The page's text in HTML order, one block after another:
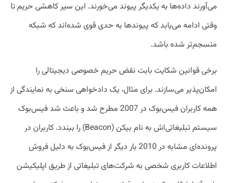
می‌آورند داده‌ها به یکدیگر پیوند می‌خورند. این سیر کاهشی حریم تا
وقتی ادامه می‌یابد که پیوندها به حدی قوی شده‌اند که شبکه
منسجم‌تر شده باشد.
برخی قوانین شکایت بابت نقض حریم خصوصی دیجیتالی را
امکان‌پذیر می‌سازند. برای مثال، یک دادخواهی سنخی به نمایندگی از
همه کاربران فیس‌بوک در 2007 مطرح شد و باعث شد فیس‌بوک
سیستم تبلیغاتی‌اش به نام بیکن (Beacon) را ببندد. کاربران در
پرونده‌ای مشابه در 2010 بار دیگر از فیس‌بوک به دلیل فروش
اطلاعات کاربری شخصی به شرکت‌های تبلیغاتی از طریق اپلیکیشن